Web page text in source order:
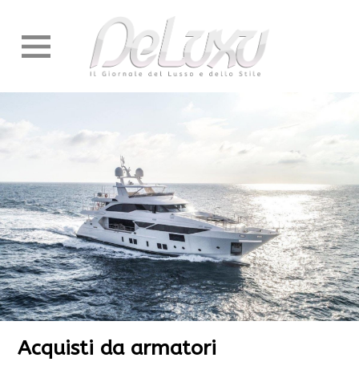
Acquisti da armatori